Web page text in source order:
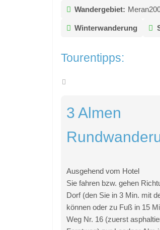
Wandergebiet:
Winterwanderung
Tourentipps:
3 Almen
Ausgehend vom Hotel
Sie fahren bzw. gehen
Dorf (den Sie in 3 Min. mit
können oder zu Fuß in 15
Weg Nr. 16 (zuerst